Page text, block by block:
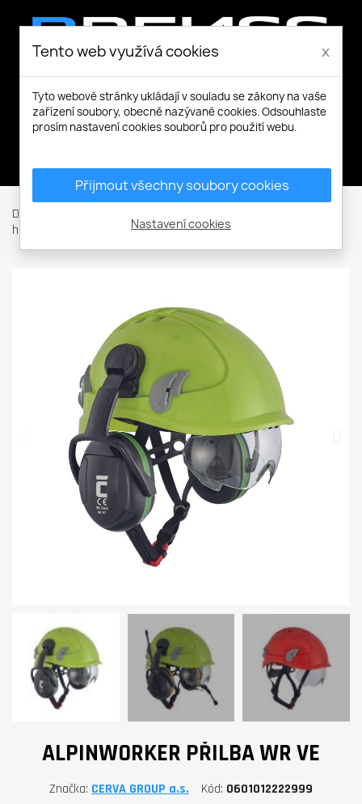
Domů
helmy
ALPINWORKER přilba WR ve
ALPINWORKER PŘILBA WR VE
Značka CERVA GROUP a.s. Kód 0601012222999
Tento web využívá cookies x
Tyto webové stránky ukládají v souladu se zákony na vaše
zařízení soubory, obecně nazývané cookies. Odsouhlaste
prosím nastavení cookies souborů pro použití webu.
Přijmout všechny soubory cookies
Nastavení cookies